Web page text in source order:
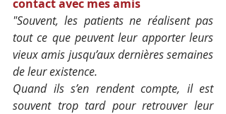
contact avec mes amis
"Souvent, les patients ne réalisent pas
tout ce que peuvent leur apporter leurs
vieux amis jusqu’aux dernières semaines
de leur existence.
Quand ils s’en rendent compte, il est
souvent trop tard pour retrouver leur